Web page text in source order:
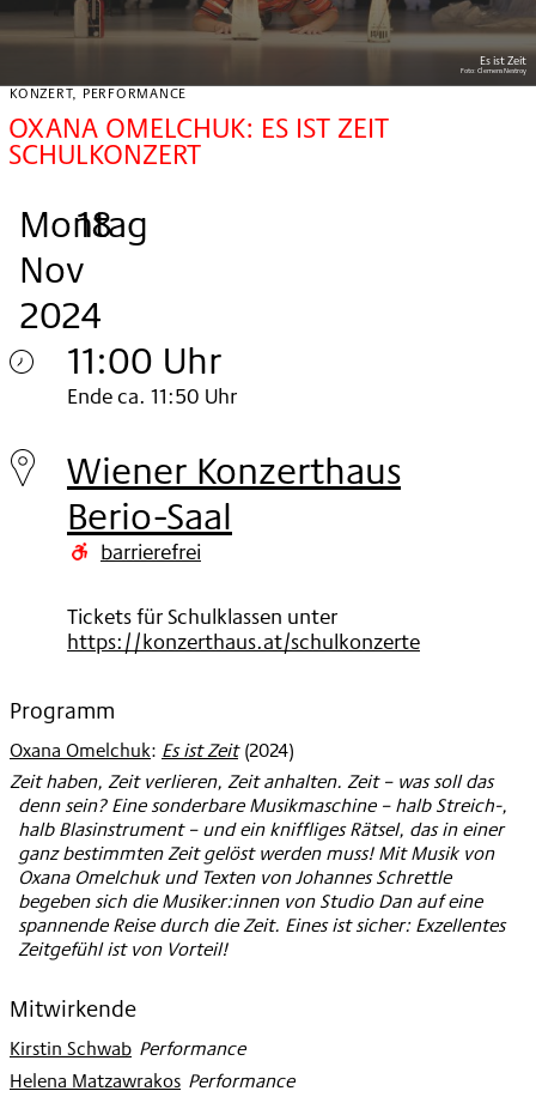
Es ist Zeit
Foto: Clemens Nestroy
KONZERT, PERFORMANCE
OXANA OMELCHUK: ES IST ZEIT
SCHULKONZERT
Montag
, 18
.
Nov
2024
.
11:00 Uhr
Montag
18.
Nov
2024
Ende ca. 11:50 Uhr
Wiener Konzerthaus
Berio-Saal
barrierefrei
Tickets für Schulklassen unter
https://konzerthaus.at/schulkonzerte
Programm
Oxana Omelchuk: Es ist Zeit (2024)
Zeit haben, Zeit verlieren, Zeit anhalten. Zeit – was soll das
denn sein? Eine sonderbare Musikmaschine – halb Streich-,
halb Blasinstrument – und ein kniffliges Rätsel, das in einer
ganz bestimmten Zeit gelöst werden muss! Mit Musik von
Oxana Omelchuk und Texten von Johannes Schrettle
begeben sich die Musiker:innen von Studio Dan auf eine
spannende Reise durch die Zeit. Eines ist sicher: Exzellentes
Zeitgefühl ist von Vorteil!
Mitwirkende
Kirstin Schwab
: Performance
Helena Matzawrakos
: Performance